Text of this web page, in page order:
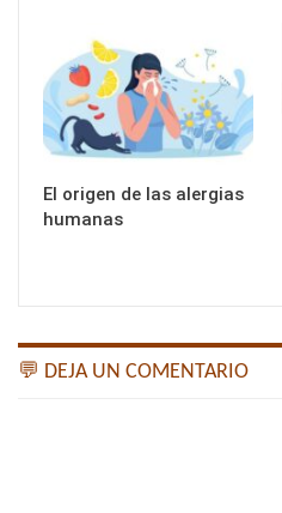
El origen de las alergias
humanas
💬 DEJA UN COMENTARIO